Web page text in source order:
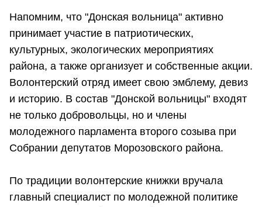
Напомним, что "Донская вольница" активно
принимает участие в патриотических,
культурных, экологических мероприятиях
района, а также организует и собственные акции.
Волонтерский отряд имеет свою эмблему, девиз
и историю. В состав "Донской вольницы" входят
не только добровольцы, но и члены
молодежного парламента второго созыва при
Собрании депутатов Морозовского района.
По традиции волонтерские книжки вручала
главный специалист по молодежной политике